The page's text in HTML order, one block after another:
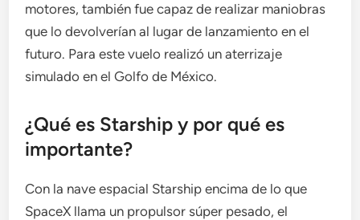
motores, también fue capaz de realizar maniobras
que lo devolverían al lugar de lanzamiento en el
futuro. Para este vuelo realizó un aterrizaje
simulado en el Golfo de México.
¿Qué es Starship y por qué es
importante?
Con la nave espacial Starship encima de lo que
SpaceX llama un propulsor súper pesado, el